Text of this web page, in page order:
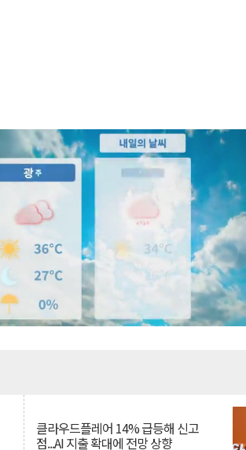
클라우드플레어 14% 급등해 신고
점...AI 지출 확대에 전망 상향